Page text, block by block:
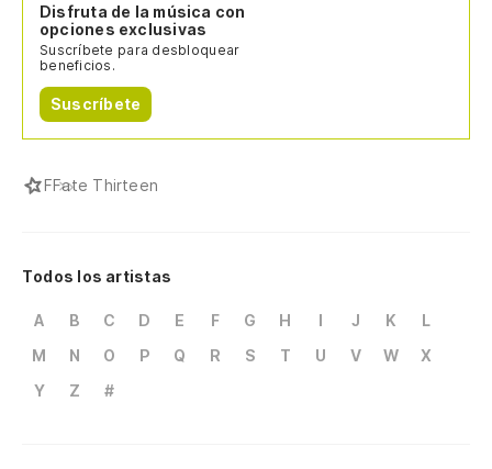
Disfruta de la música con
opciones exclusivas
Suscríbete para desbloquear
beneficios.
Suscríbete
FFate Thirteen
Todos los artistas
A B C D E F G H I J K
L
M
N O P Q R S T U V W
X
Y
Z #